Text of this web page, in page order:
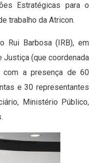
Estratégicas para o
trabalho da Atricon.
Rui Barbosa (IRB), em
Justiça (que coordenada
com a presença de 60
e 30 representantes
Ministério Público,